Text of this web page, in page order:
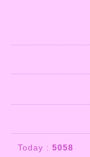
Today : 5058